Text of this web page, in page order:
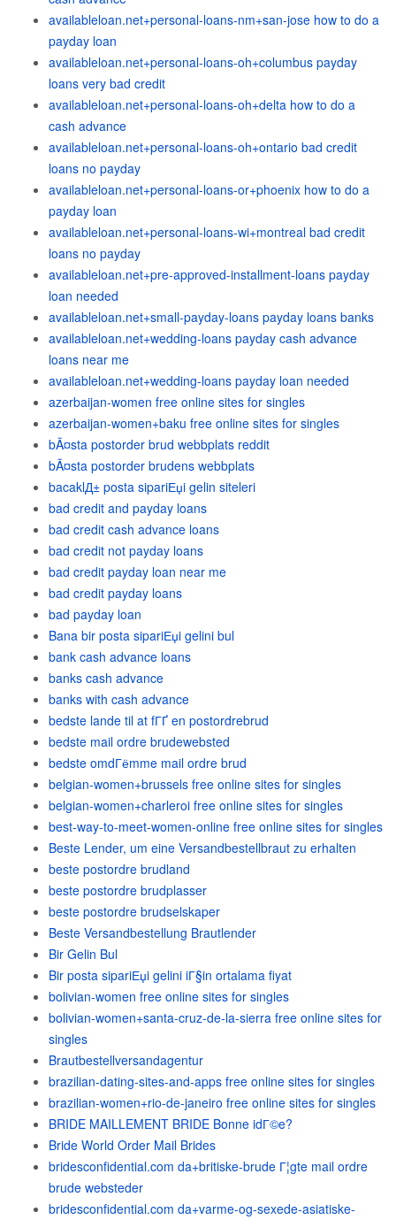
availableloan.net+personal-loans-nm+san-jose how to do a
payday loan
availableloan.net+personal-loans-oh+columbus payday
loans very bad credit
availableloan.net+personal-loans-oh+delta how to do a
cash advance
availableloan.net+personal-loans-oh+ontario bad credit
loans no payday
availableloan.net+personal-loans-or+phoenix how to do a
payday loan
availableloan.net+personal-loans-wi+montreal bad credit
loans no payday
availableloan.net+pre-approved-installment-loans payday
loan needed
availableloan.net+small-payday-loans payday loans banks
availableloan.net+wedding-loans payday cash advance
loans near me
availableloan.net+wedding-loans payday loan needed
azerbaijan-women free online sites for singles
azerbaijan-women+baku free online sites for singles
bÃ¤sta postorder brud webbplats reddit
bÃ¤sta postorder brudens webbplats
bacaklД± posta sipariЕџi gelin siteleri
bad credit and payday loans
bad credit cash advance loans
bad credit not payday loans
bad credit payday loan near me
bad credit payday loans
bad payday loan
Bana bir posta sipariЕџi gelini bul
bank cash advance loans
banks cash advance
banks with cash advance
bedste lande til at fГҐ en postordrebrud
bedste mail ordre brudewebsted
bedste omdГёmme mail ordre brud
belgian-women+brussels free online sites for singles
belgian-women+charleroi free online sites for singles
best-way-to-meet-women-online free online sites for singles
Beste Lender, um eine Versandbestellbraut zu erhalten
beste postordre brudland
beste postordre brudplasser
beste postordre brudselskaper
Beste Versandbestellung Brautlender
Bir Gelin Bul
Bir posta sipariЕџi gelini iГ§in ortalama fiyat
bolivian-women free online sites for singles
bolivian-women+santa-cruz-de-la-sierra free online sites for
singles
Brautbestellversandagentur
brazilian-dating-sites-and-apps free online sites for singles
brazilian-women+rio-de-janeiro free online sites for singles
BRIDE MAILLEMENT BRIDE Bonne idГ©e?
Bride World Order Mail Brides
bridesconfidential.com da+britiske-brude Г¦gte mail ordre
brude websteder
bridesconfidential.com da+varme-og-sexede-asiatiske-